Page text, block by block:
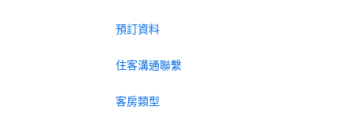
預訂資料
住客溝通聯繫
客房類型